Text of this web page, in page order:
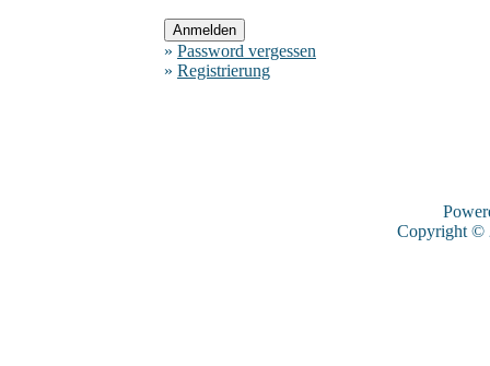
» Password vergessen
» Registrierung
Copyright ©